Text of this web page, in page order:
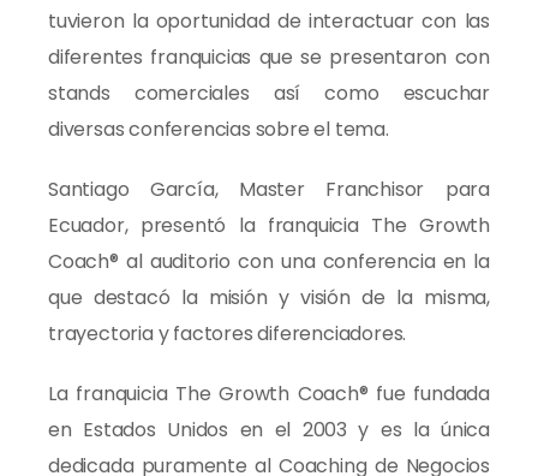
tuvieron la oportunidad de interactuar con las
diferentes franquicias que se presentaron con
stands comerciales así como escuchar
diversas conferencias sobre el tema.
Santiago García, Master Franchisor para
Ecuador, presentó la franquicia The Growth
Coach® al auditorio con una conferencia en la
que destacó la misión y visión de la misma,
trayectoria y factores diferenciadores.
La franquicia The Growth Coach® fue fundada
en Estados Unidos en el 2003 y es la única
dedicada puramente al Coaching de Negocios